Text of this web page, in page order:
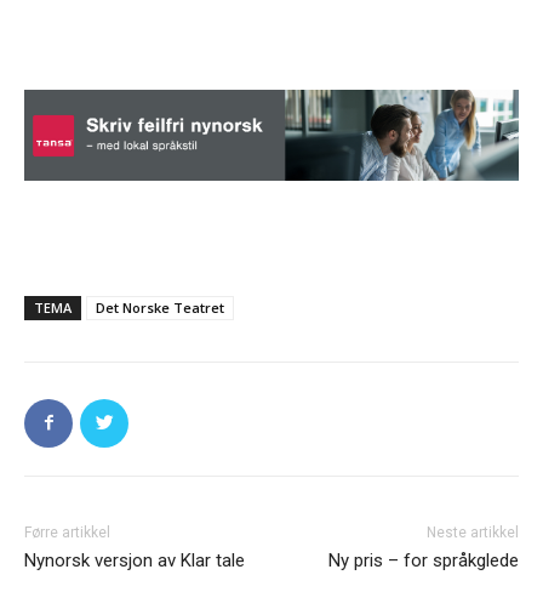
TEMA Det Norske Teatret
Førre artikkel
Nynorsk versjon av Klar tale
Neste artikkel
Ny pris – for språkglede